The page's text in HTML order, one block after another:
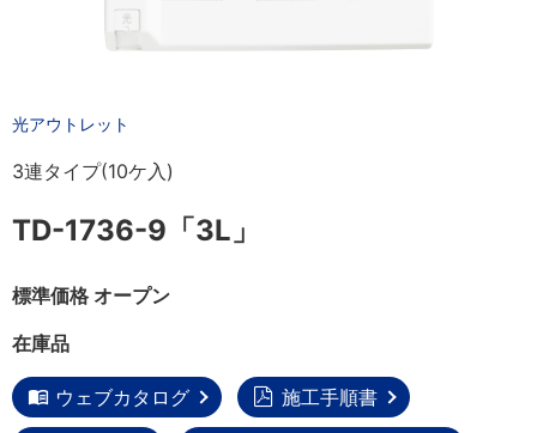
光アウトレット
3連タイプ(10ケ入)
TD-1736-9「3L」
標準価格 オープン
在庫品
ウェブカタログ 施工手順書